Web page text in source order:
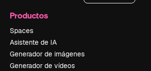
Productos
Spaces
Asistente de IA
Generador de imágenes
Generador de vídeos